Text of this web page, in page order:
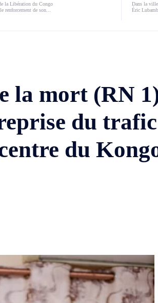
la Libération du Congo
renforcement de son...
Dans la
Éric
la mort (RN
du
du